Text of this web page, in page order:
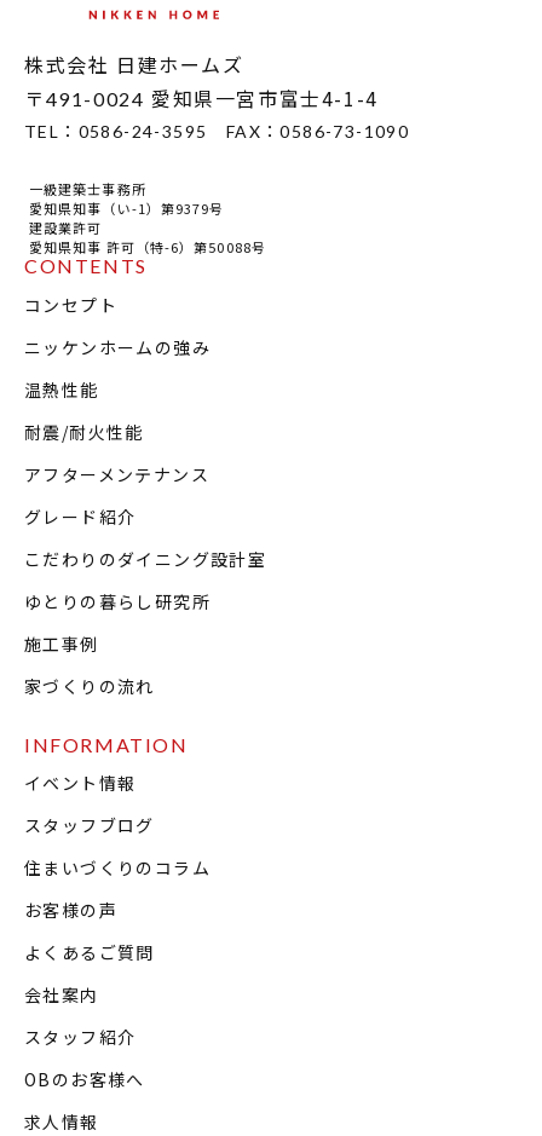
株式会社 日建ホームズ
〒 491-0024 愛知県一宮市富士4-1-4
TEL： 0586-24-3595 FAX：0586-73-1090
一級建築士事務所
愛知県知事（い-1）第9379号
建設業許可
愛知県知事 許可（特-6）第50088号
CONTENTS
コンセプト
ニッケンホームの強み
温熱性能
耐震/耐火性能
アフターメンテナンス
グレード紹介
こだわりのダイニング設計室
ゆとりの暮らし研究所
施工事例
家づくりの流れ
INFORMATION
イベント情報
スタッフブログ
住まいづくりのコラム
お客様の声
よくあるご質問
会社案内
スタッフ紹介
OBのお客様へ
求人情報